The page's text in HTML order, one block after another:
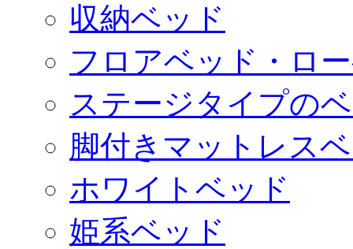
収納ベッド
フロアベッド・ロ
ステージタイプの
脚付きマットレス
ホワイトベッド
姫系ベッド